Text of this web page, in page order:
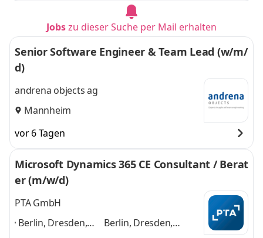
Jobszu dieser Suche per Mail erhalten
Senior Software Engineer & Team Lead (w/m/
d)
andrena objects ag
Mannheim
vor 6 Tagen
Microsoft Dynamics 365 CE Consultant / Berat
er (m/w/d)
PTA GmbH
Berlin, Dresden,
Berlin, Dresden,